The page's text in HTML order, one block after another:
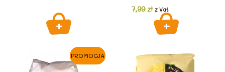
7,99zł z Vat
PROMOCJA